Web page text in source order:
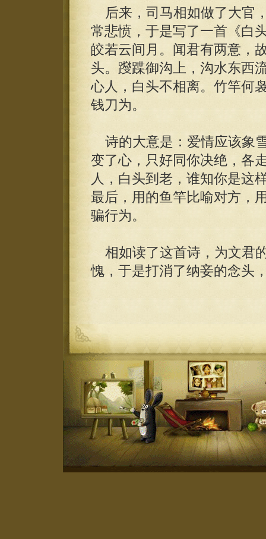
后来，司马相如做了大官
常悲愤，于是写了一首《白
皎若云间月。闻君有两意，
头。躞蹀御沟上，沟水东西
心人，白头不相离。竹竿何
钱刀为。
诗的大意是：爱情应该象
变了心，只好同你决绝，各
人，白头到老，谁知你是这
最后，用的鱼竿比喻对方，
骗行为。
相如读了这首诗，为文君
愧，于是打消了纳妾的念头